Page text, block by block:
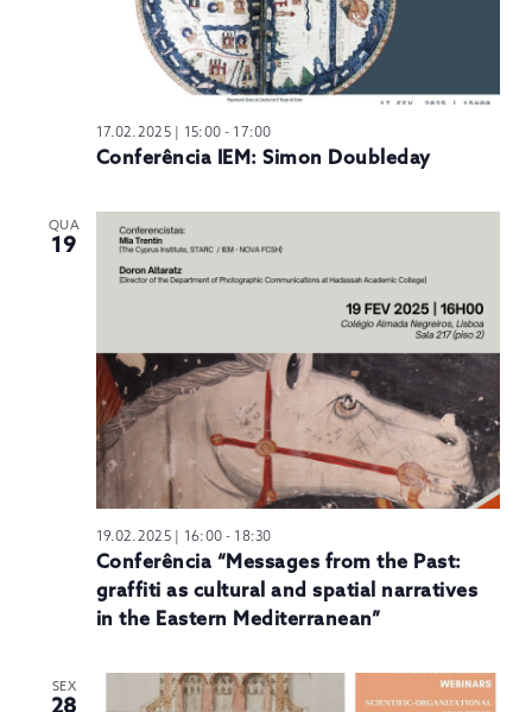
17.02.2025 | 15:00 - 17:00
Conferência IEM: Simon Doubleday
QUA
19
19.02.2025 | 16:00 - 18:30
Conferência “Messages from the Past:
graffiti as cultural and spatial narratives
in the Eastern Mediterranean”
SEX